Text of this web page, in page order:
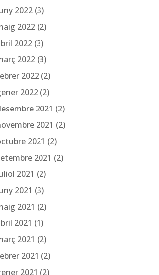
2022 (3)
2022 (2)
2022 (3)
2022 (3)
2022 (2)
2022 (2)
2021 (2)
2021 (2)
2021 (2)
2021 (2)
2021 (2)
2021 (3)
2021 (2)
2021 (1)
2021 (2)
2021 (2)
2021 (2)